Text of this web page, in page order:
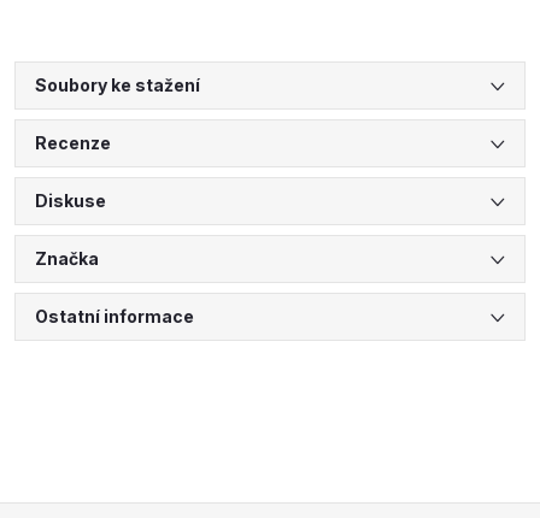
Soubory ke stažení
Recenze
Diskuse
Značka
Ostatní informace